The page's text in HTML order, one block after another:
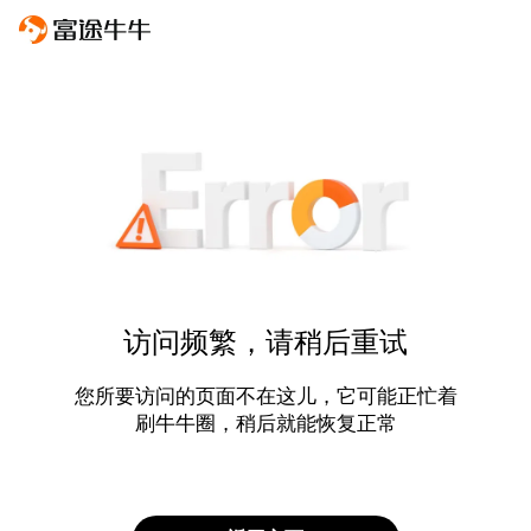
访问频繁，请稍后重试
您所要访问的页面不在这儿，它可能正忙着
刷牛牛圈，稍后就能恢复正常